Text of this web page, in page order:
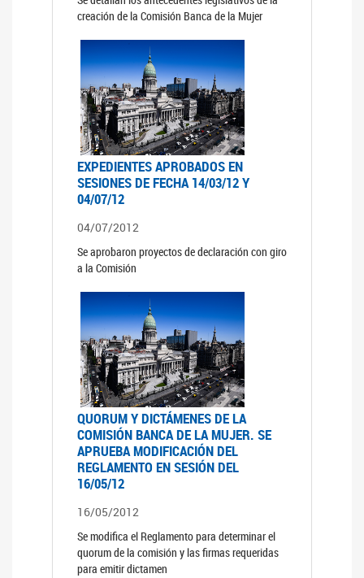
creación de la Comisión Banca de la Mujer
EXPEDIENTES APROBADOS EN
SESIONES DE FECHA 14/03/12 Y
04/07/12
04/07/2012
Se aprobaron proyectos de declaración con giro
a la Comisión
QUORUM Y DICTÁMENES DE LA
COMISIÓN BANCA DE LA MUJER. SE
APRUEBA MODIFICACIÓN DEL
REGLAMENTO EN SESIÓN DEL
16/05/12
16/05/2012
Se modifica el Reglamento para determinar el
quorum de la comisión y las firmas requeridas
para emitir dictamen